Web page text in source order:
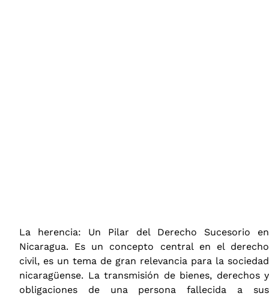
La herencia: Un Pilar del Derecho Sucesorio en
Nicaragua. Es un concepto central en el derecho
civil, es un tema de gran relevancia para la sociedad
nicaragüense. La transmisión de bienes, derechos y
obligaciones de una persona fallecida a sus